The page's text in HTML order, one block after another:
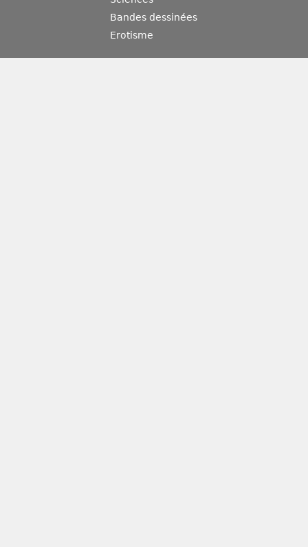
Bandes dessinées
Erotisme